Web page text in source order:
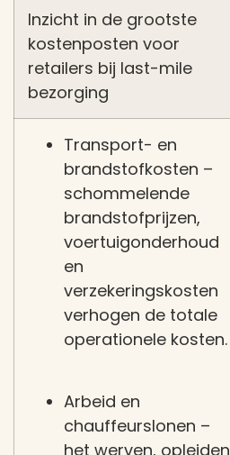
Inzicht in de grootste
kostenposten voor
retailers bij last-mile
bezorging
Transport- en
brandstofkosten –
schommelende
brandstofprijzen,
voertuigonderhoud
en
verzekeringskosten
verhogen de totale
operationele kosten.
Arbeid en
chauffeurslonen –
het werven, opleiden